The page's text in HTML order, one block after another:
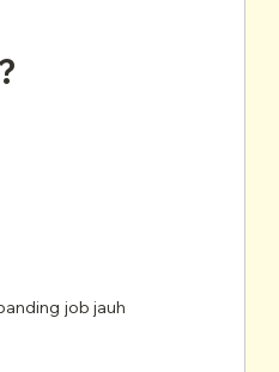
job jauh